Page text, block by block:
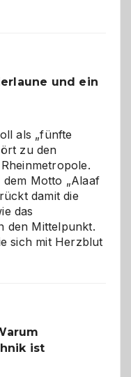
geworden
und ein
als „fünfte
zu den
Motto „Alaaf
damit die
das
den Mittelpunkt.
sich mit Herzblut
ist